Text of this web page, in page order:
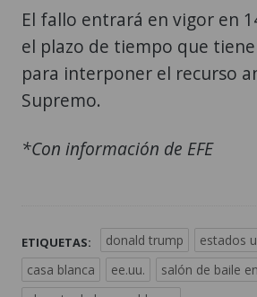
El fallo entrará en vigor en
el plazo de tiempo que tiene
para interponer el recurso
Supremo.
*Con información de EFE
ETIQUETAS: donald trump
estados
casa blanca
ee.uu.
salón de baile